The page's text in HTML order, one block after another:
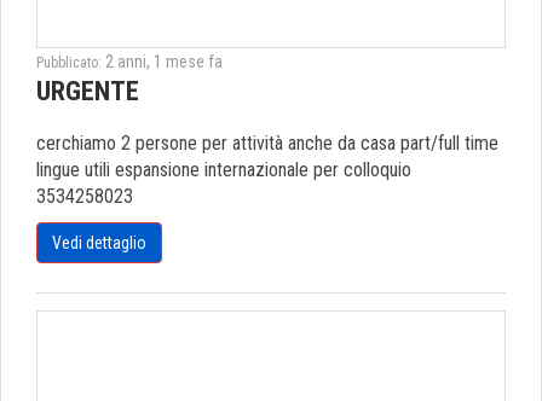
Pubblicato: 2 anni, 1 mese fa
URGENTE
cerchiamo 2 persone per attività anche da casa part/full time
lingue utili espansione internazionale per colloquio
3534258023
Vedi dettaglio